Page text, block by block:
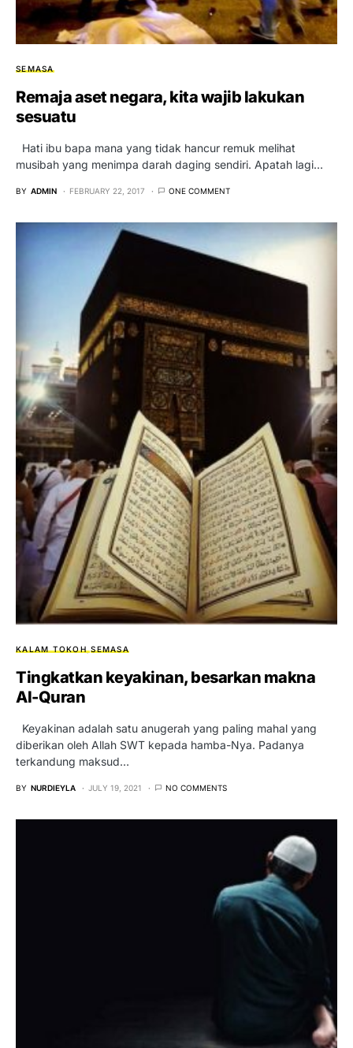
SEMASA
Remaja aset negara, kita wajib lakukan
sesuatu
Hati ibu bapa mana yang tidak hancur remuk melihat
musibah yang menimpa darah daging sendiri. Apatah lagi…
BY ADMIN FEBRUARY 22, 2017 ONE COMMENT
KALAM TOKOH SEMASA
Tingkatkan keyakinan, besarkan makna
Al-Quran
Keyakinan adalah satu anugerah yang paling mahal yang
diberikan oleh Allah SWT kepada hamba-Nya. Padanya
terkandung maksud…
BY NURDIEYLA JULY 19, 2021 NO COMMENTS